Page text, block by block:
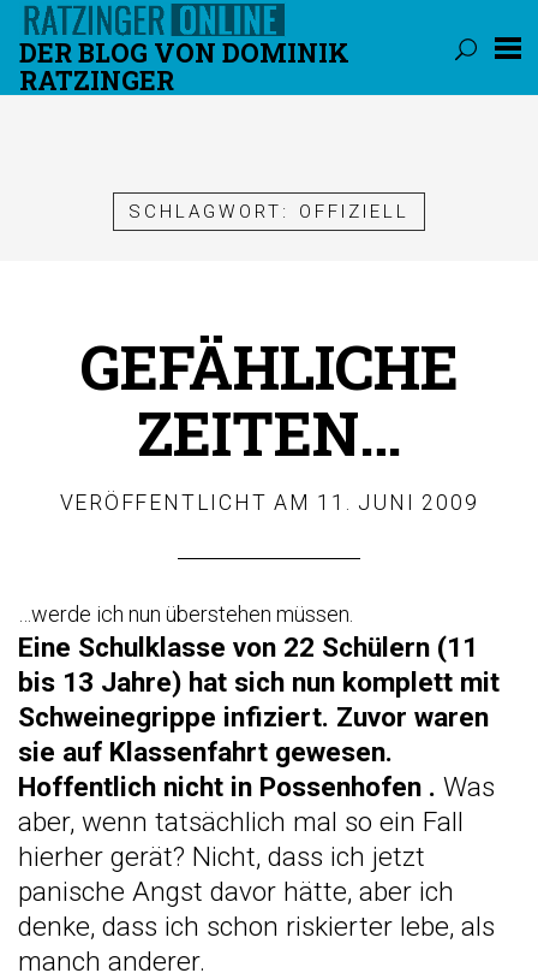
DER BLOG VON DOMINIK
RATZINGER
SCHLAGWORT: OFFIZIELL
GEFÄHLICHE
ZEITEN…
VERÖFFENTLICHT AM 11. JUNI 2009
…werde ich nun überstehen müssen.
Eine Schulklasse von 22 Schülern (11
bis 13 Jahre) hat sich nun komplett mit
Schweinegrippe infiziert. Zuvor waren
sie auf Klassenfahrt gewesen.
Hoffentlich nicht in Possenhofen . Was
aber, wenn tatsächlich mal so ein Fall
hierher gerät? Nicht, dass ich jetzt
panische Angst davor hätte, aber ich
denke, dass ich schon riskierter lebe, als
manch anderer.